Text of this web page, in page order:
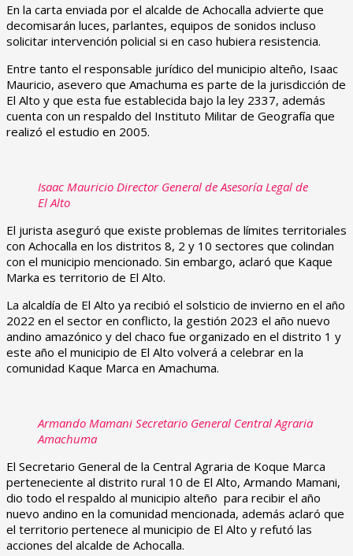
En la carta enviada por el alcalde de Achocalla advierte que
decomisarán luces, parlantes, equipos de sonidos incluso
solicitar intervención policial si en caso hubiera resistencia.
Entre tanto el responsable jurídico del municipio alteño, Isaac
Mauricio, asevero que Amachuma es parte de la jurisdicción de
El Alto y que esta fue establecida bajo la ley 2337, además
cuenta con un respaldo del Instituto Militar de Geografía que
realizó el estudio en 2005.
Isaac Mauricio Director General de Asesoría Legal de
El Alto
El jurista aseguró que existe problemas de límites territoriales
con Achocalla en los distritos 8, 2 y 10 sectores que colindan
con el municipio mencionado. Sin embargo, aclaró que Kaque
Marka es territorio de El Alto.
La alcaldía de El Alto ya recibió el solsticio de invierno en el año
2022 en el sector en conflicto, la gestión 2023 el año nuevo
andino amazónico y del chaco fue organizado en el distrito 1 y
este año el municipio de El Alto volverá a celebrar en la
comunidad Kaque Marca en Amachuma.
Armando Mamani Secretario General Central Agraria
Amachuma
El Secretario General de la Central Agraria de Koque Marca
perteneciente al distrito rural 10 de El Alto, Armando Mamani,
dio todo el respaldo al municipio alteño para recibir el año
nuevo andino en la comunidad mencionada, además aclaró que
el territorio pertenece al municipio de El Alto y refutó las
acciones del alcalde de Achocalla.